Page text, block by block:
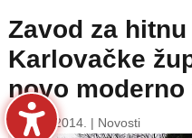
Zavod za
Karlovačke
novo
24. stu. 2014. | Novosti